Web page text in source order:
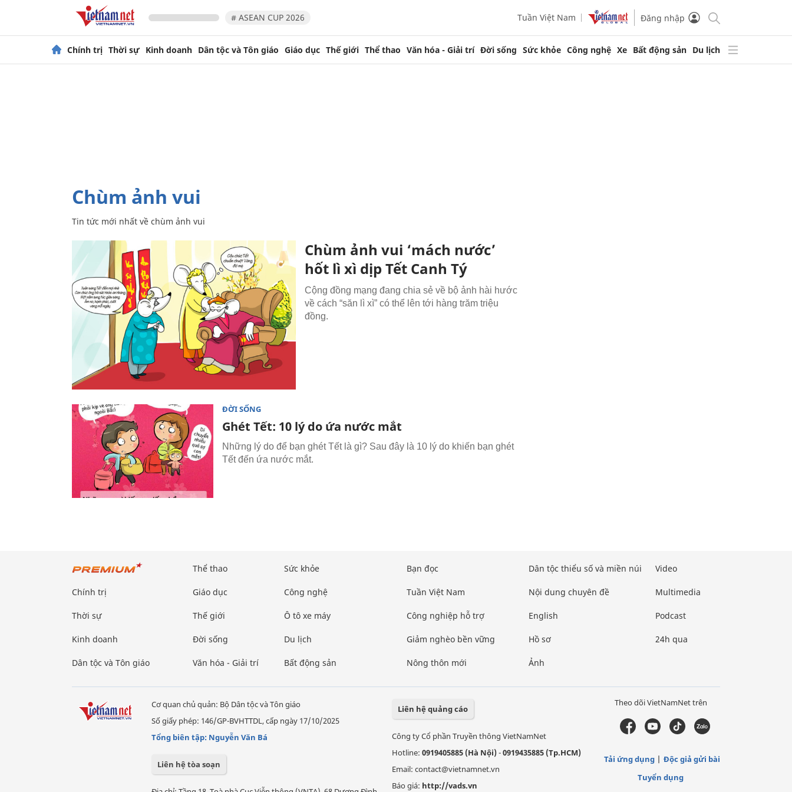
# ASEAN CUP 2026 Tuần Việt Nam Đăng nhập
Chính trị Thời sự Kinh doanh Dân tộc và Tôn giáo Giáo dục Thế giới Thể thao Văn hóa - Giải trí Đời sống Sức khỏe Công nghệ Xe Bất động sản Du lịch
chùm ảnh vui
Tin tức mới nhất về chùm ảnh vui
Chùm ảnh vui ‘mách nước’
hốt lì xì dịp Tết Canh Tý
Cộng đồng mạng đang chia sẻ về bộ ảnh hài hước
về cách “săn lì xì” có thể lên tới hàng trăm triệu
đồng.
ĐỜI SỐNG
Ghét Tết: 10 lý do ứa nước mắt
Những lý do để bạn ghét Tết là gì? Sau đây là 10 lý do khiến bạn ghét
Tết đến ứa nước mắt.
Chính trị
Thời sự
Kinh doanh
Dân tộc và Tôn giáo
Thể thao
Giáo dục
Thế giới
Đời sống
Văn hóa - Giải trí
Sức khỏe
Công nghệ
Ô tô xe máy
Du lịch
Bất động sản
Bạn đọc
Tuần Việt Nam
Công nghiệp hỗ trợ
Giảm nghèo bền vững
Nông thôn mới
Dân tộc thiểu số và miền núi
Nội dung chuyên đề
English
Hồ sơ
Ảnh
Video
Multimedia
Podcast
24h qua
Cơ quan chủ quản: Bộ Dân tộc và Tôn giáo
Số giấy phép: 146/GP-BVHTTDL, cấp ngày 17/10/2025
Tổng biên tập: Nguyễn Văn Bá
Liên hệ tòa soạn
Liên hệ quảng cáo
Công ty Cổ phần Truyền thông VietNamNet
Hotline: 0919405885 (Hà Nội)-0919435885 (Tp.HCM)
Email: contact@vietnamnet.vn
Báo giá: http://vads.vn
Theo dõi VietNamNet trên
Tải ứng dụng
Độc giả gửi bài
Tuyển dụng